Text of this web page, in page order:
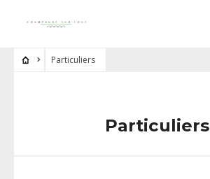
Particuliers
Particuliers